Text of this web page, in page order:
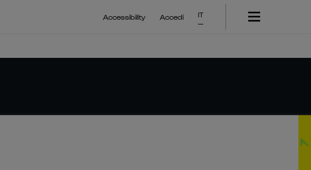
Accessibility Accedi IT